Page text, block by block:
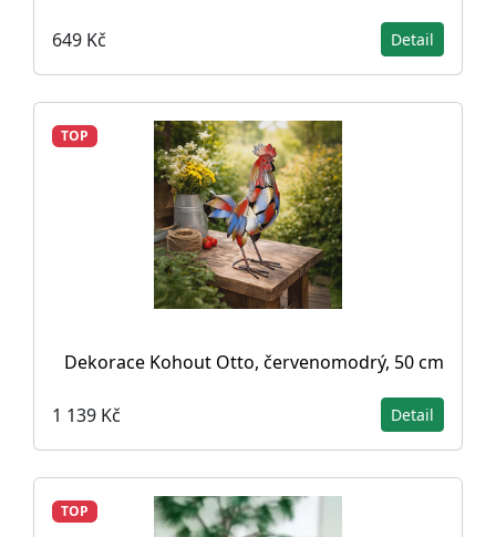
649 Kč Detail
TOP
Dekorace Kohout Otto, červenomodrý, 50 cm
1 139 Kč Detail
TOP